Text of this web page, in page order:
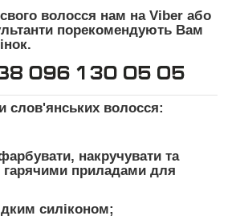
волосся нам на Viber або
порекомендують Вам
слов'янських волосся:
накручувати та
гарячими приладами для
силіконом;